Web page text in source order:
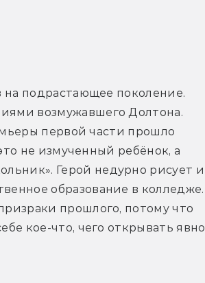
на подрастающее поколение.
возмужавшего Долтона.
первой части прошло
не измученный ребёнок, а
Герой недурно рисует и
образование в колледже.
прошлого, потому что
кое-что, чего открывать явно